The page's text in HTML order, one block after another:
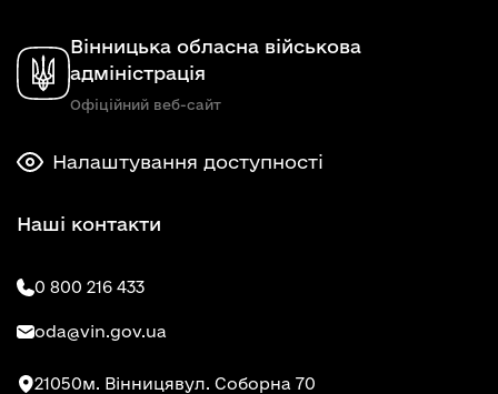
Вінницька обласна військова
адміністрація
Офіційний веб-сайт
Налаштування доступності
Наші контакти
0 800 216 433
oda@vin.gov.ua
21050м. Вінницявул. Соборна 70